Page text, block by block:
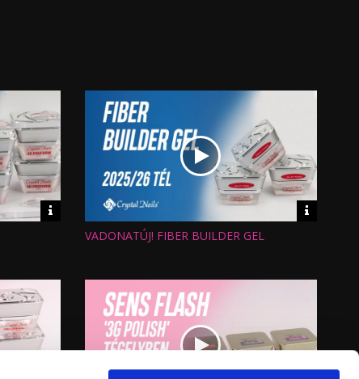
Video
információk
Video
Hossz:
Nézettség:
VADONATÚJ! FIBER BUILDER GEL